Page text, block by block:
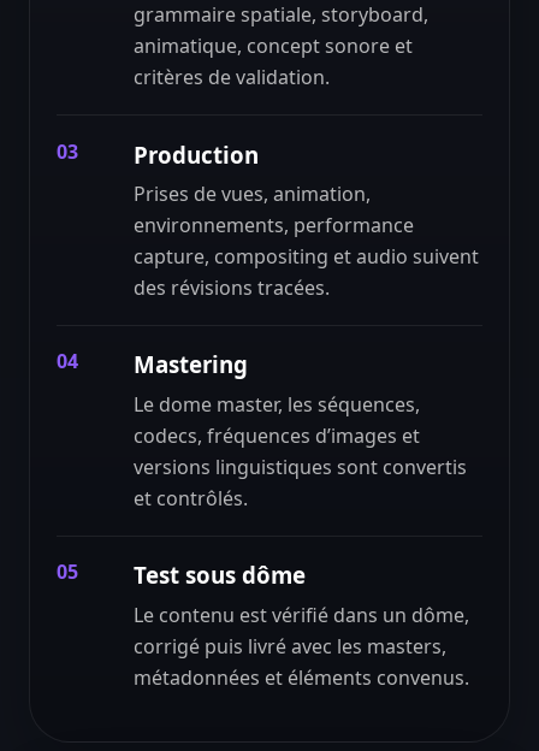
grammaire spatiale, storyboard,
animatique, concept sonore et
critères de validation.
03 Production
Prises de vues, animation,
environnements, performance
capture, compositing et audio suivent
des révisions tracées.
04 Mastering
Le dome master, les séquences,
codecs, fréquences d’images et
versions linguistiques sont convertis
et contrôlés.
05 Test sous dôme
Le contenu est vérifié dans un dôme,
corrigé puis livré avec les masters,
métadonnées et éléments convenus.